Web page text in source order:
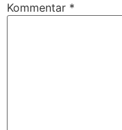
Kommentar *